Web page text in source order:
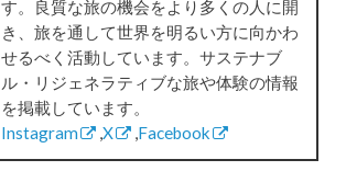
す。良質な旅の機会をより多くの人に開
き、旅を通して世界を明るい方に向かわ
せるべく活動しています。サステナブ
ル・リジェネラティブな旅や体験の情報
を掲載しています。
Instagram
,X ,Facebook